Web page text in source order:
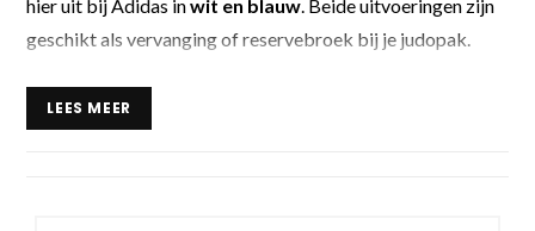
hier uit bij Adidas inwit en blauw. Beide uitvoeringen zijn
geschikt als vervanging of reservebroek bij je judopak.
lichaamslengte kiest. Zoek je een broek voor officiële
LEES MEER